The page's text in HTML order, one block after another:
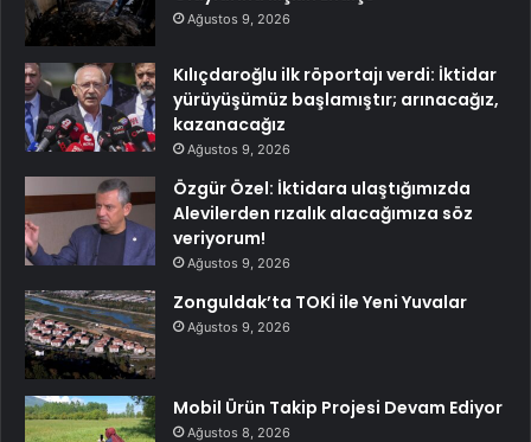
Ağustos 9, 2026
Kılıçdaroğlu ilk röportajı verdi: İktidar
yürüyüşümüz başlamıştır; arınacağız,
kazanacağız
Ağustos 9, 2026
Özgür Özel: İktidara ulaştığımızda
Alevilerden rızalık alacağımıza söz
veriyorum!
Ağustos 9, 2026
Zonguldak’ta TOKİ ile Yeni Yuvalar
Ağustos 9, 2026
Mobil Ürün Takip Projesi Devam Ediyor
Ağustos 8, 2026